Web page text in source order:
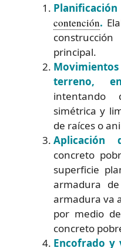
contención.
principal.
terreno,
simétrica y
de raíces o
Aplicación
concreto
superficie
armadura
armadura va
por medio
concreto
Encofrado y